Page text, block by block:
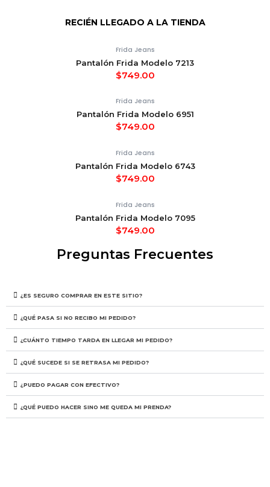
RECIÉN LLEGADO A LA TIENDA
Frida Jeans
Pantalón Frida Modelo 7213
$749.00
Frida Jeans
Pantalón Frida Modelo 6951
$749.00
Frida Jeans
Pantalón Frida Modelo 6743
$749.00
Frida Jeans
Pantalón Frida Modelo 7095
$749.00
Preguntas Frecuentes
¿ES SEGURO COMPRAR EN ESTE SITIO?
¿QUÉ PASA SI NO RECIBO MI PEDIDO?
¿CUÁNTO TIEMPO TARDA EN LLEGAR MI PEDIDO?
¿QUÉ SUCEDE SI SE RETRASA MI PEDIDO?
¿PUEDO PAGAR CON EFECTIVO?
¿QUÉ PUEDO HACER SINO ME QUEDA MI PRENDA?